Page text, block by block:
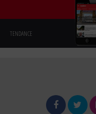
TENDANCE